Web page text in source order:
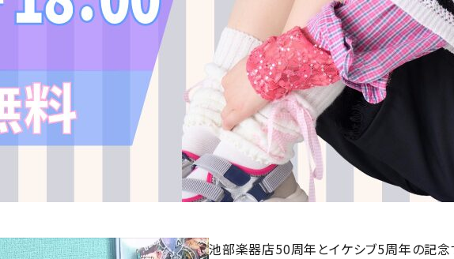
池部楽器店50周年とイケシブ5周年の記念